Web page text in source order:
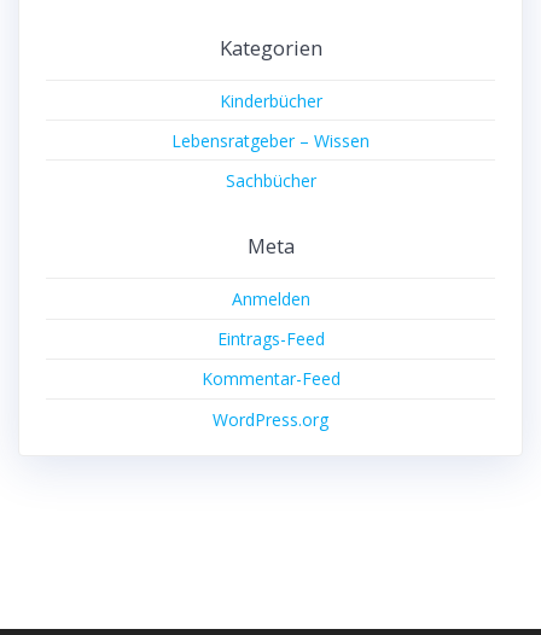
Kategorien
Kinderbücher
Lebensratgeber – Wissen
Sachbücher
Meta
Anmelden
Eintrags-Feed
Kommentar-Feed
WordPress.org